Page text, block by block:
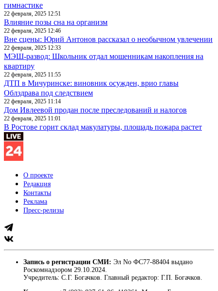
гимнастике
22 февраля, 2025 12:51
Влияние позы сна на организм
22 февраля, 2025 12:46
Вне сцены: Юрий Антонов рассказал о необычном увлечении
22 февраля, 2025 12:33
МЭШ-развод: Школьник отдал мошенникам накопления на
квартиру
22 февраля, 2025 11:55
ДТП в Мичуринске: виновник осужден, врио главы
Облздрава под следствием
22 февраля, 2025 11:14
Дом Ивлеевой продан после преследований и налогов
22 февраля, 2025 11:01
В Ростове горит склад макулатуры, площадь пожара растет
О проекте
Редакция
Контакты
Реклама
Пресс-релизы
Запись о регистрации СМИ: Эл No ФС77-88404 выдано
Роскомнадзором 29.10.2024.
Учредитель: С.Г. Богачков. Главный редактор: Г.П. Богачков.